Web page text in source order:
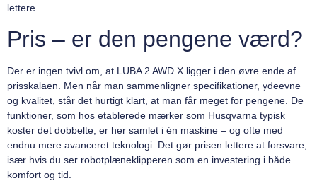
lettere.
Pris – er den pengene værd?
Der er ingen tvivl om, at LUBA 2 AWD X ligger i den øvre ende af
prisskalaen. Men når man sammenligner specifikationer, ydeevne
og kvalitet, står det hurtigt klart, at man får meget for pengene. De
funktioner, som hos etablerede mærker som Husqvarna typisk
koster det dobbelte, er her samlet i én maskine – og ofte med
endnu mere avanceret teknologi. Det gør prisen lettere at forsvare,
især hvis du ser robotplæneklipperen som en investering i både
komfort og tid.